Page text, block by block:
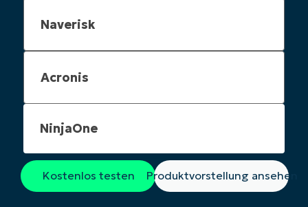
NinjaOne
Kostenlos testen Produktvorstellung ansehen